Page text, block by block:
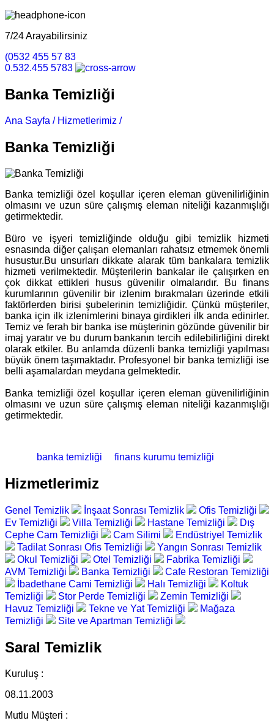
7/24 Arayabilirsiniz
(0532 455 57 83
0.532.455 5783
Banka Temizliği
Ana Sayfa / Hizmetlerimiz /
Banka Temizliği
Banka temizliği özel koşullar içeren eleman güvenilirliğinin
olmasını ve uzun süre çalışmış eleman niteliği kazanmışlığı
getirmektedir.
Büro ve işyeri temizliğinde olduğu gibi temizlik hizmeti
esnasında diğer çalışan elemanları rahatsız etmemek önemli
husustur.Bu unsurları dikkate alarak tüm bankalara temizlik
hizmeti verilmektedir. Müşterilerin bankalar ile çalışırken en
çok dikkat ettikleri husus güvenilir olmalarıdır. Bu finans
kurumlarının güvenilir bir izlenim bırakmaları üzerinde etkili
faktörlerden birisi şubelerinin temizliğidir. Çünkü müşteriler,
banka için ilk izlenimlerini binaya girdikleri ilk anda edinirler.
Temiz ve ferah bir banka ise müşterinin gözünde güvenilir bir
imaj yaratır ve bu durum bankanın tercih edilebilirliğini direkt
olarak etkiler. Bu anlamda düzenli banka temizliği yapılması
büyük önem taşımaktadır. Profesyonel bir banka temizliği ise
belli aşamalardan meydana gelmektedir.
Banka temizliği özel koşullar içeren eleman güvenilirliğinin
olmasını ve uzun süre çalışmış eleman niteliği kazanmışlığı
getirmektedir.
banka temizliği finans kurumu temizliği
Hizmetlerimiz
Genel Temizlik İnşaat Sonrası Temizlik
Ofis Temizliği
Ev Temizliği
Villa Temizliği Hastane Temizliği
Dış
Cephe Cam Temizliği
Cam Silimi
Endüstriyel Temizlik
Tadilat Sonrası Ofis Temizliği
Yangın Sonrası Temizlik
Okul Temizliği
Otel Temizliği
Fabrika Temizliği
AVM Temizliği
Banka Temizliği
Cafe Restoran Temizliği
İbadethane Cami Temizliği
Halı Temizliği
Koltuk
Temizliği
Stor Perde Temizliği
Zemin Temizliği
Havuz Temizliği
Tekne ve Yat Temizliği
Mağaza
Temizliği
Site ve Apartman Temizliği
Saral Temizlik
Kuruluş :
08.11.2003
Mutlu Müşteri :